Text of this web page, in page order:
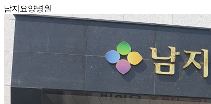
남지요양병원